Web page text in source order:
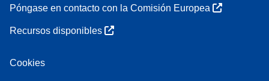
Póngase en contacto con la Comisión Europea
Recursos disponibles
Cookies